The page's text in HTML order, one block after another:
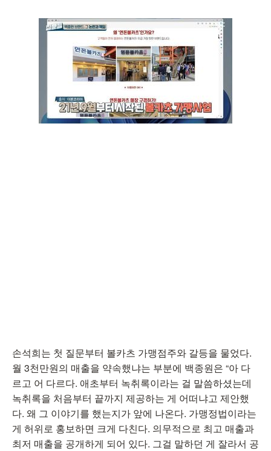
손석희는 첫 질문부터 볼카츠 가맹점주와 갈등을 물었다.
월 3천만원의 매출을 약속했냐는 부분에 백종원은 “아 다
르고 어 다르다. 애초부터 녹취록이라는 걸 말씀하셨는데
녹취록을 처음부터 끝까지 제공하는 게 어떠냐고 제안했
다. 왜 그 이야기를 했는지가 앞에 나온다. 가맹정법이라는
게 허위로 홍보하면 크게 다친다. 의무적으로 최고 매출과
최저 매출을 공개하게 되어 있다. 그걸 말하던 게 잘라서 공